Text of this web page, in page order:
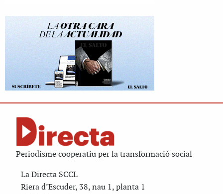
Periodisme cooperatiu per la transformació social
La Directa SCCL
Riera d’Escuder, 38, nau 1, planta 1